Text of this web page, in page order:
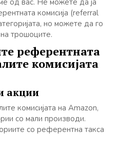
комисија (referral
но можете да го
трошоците.
референтната
комисијата
акции
комисијата на Amazon,
со мали производи.
со референтна такса